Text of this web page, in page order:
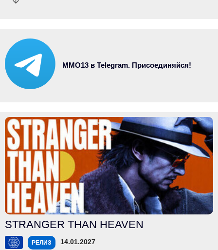
MMO13 в Telegram. Присоединяйся!
STRANGER THAN HEAVEN
РЕЛИЗ 14.01.2027